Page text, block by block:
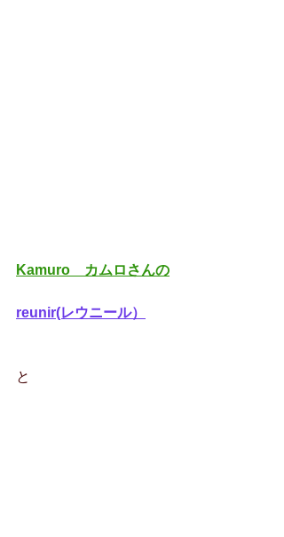
Kamuro　カムロさんの
reunir(レウニール）
と